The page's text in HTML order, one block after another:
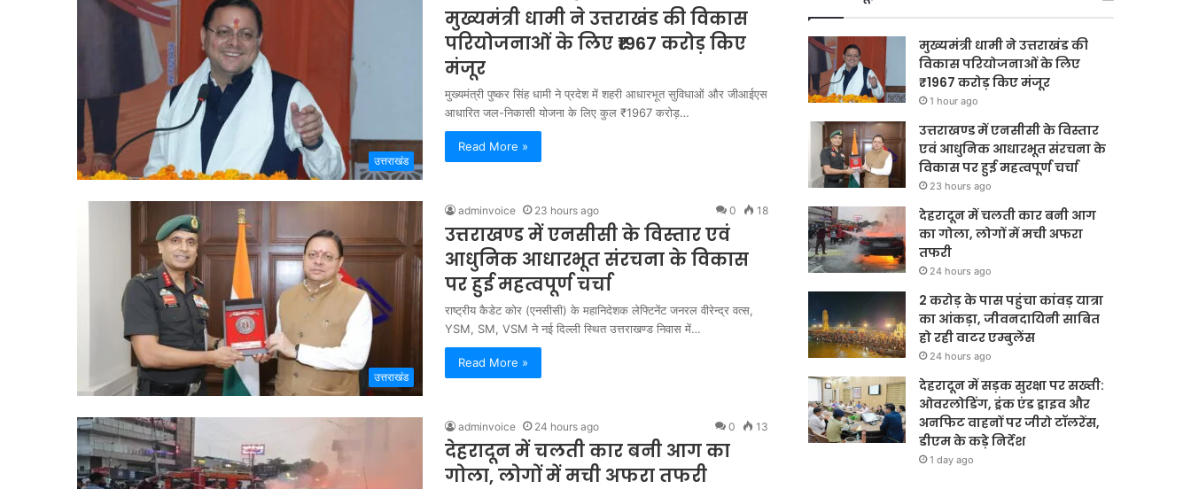
उत्तराखंड
मुख्यमंत्री धामी ने उत्तराखंड की विकास
परियोजनाओं के लिए ₹1967 करोड़ किए
मंजूर
मुख्यमंत्री पुष्कर सिंह धामी ने प्रदेश में शहरी आधारभूत सुविधाओं और जीआईएस
आधारित जल-निकासी योजना के लिए कुल ₹1967 करोड़…
Read More »
उत्तराखंड
adminvoice 23 hours ago 0 18
उत्तराखण्ड में एनसीसी के विस्तार एवं
आधुनिक आधारभूत संरचना के विकास
पर हुई महत्वपूर्ण चर्चा
राष्ट्रीय कैडेट कोर (एनसीसी) के महानिदेशक लेफ्टिनेंट जनरल वीरेन्द्र वत्स,
YSM, SM, VSM ने नई दिल्ली स्थित उत्तराखण्ड निवास में…
Read More »
adminvoice 24 hours ago 0 13
देहरादून में चलती कार बनी आग का
गोला, लोगों में मची अफरा तफरी
मुख्यमंत्री धामी ने उत्तराखंड की
विकास परियोजनाओं के लिए
₹1967 करोड़ किए मंजूर
1 hour ago
उत्तराखण्ड में एनसीसी के विस्तार
एवं आधुनिक आधारभूत संरचना के
विकास पर हुई महत्वपूर्ण चर्चा
23 hours ago
देहरादून में चलती कार बनी आग
का गोला, लोगों में मची अफरा
तफरी
24 hours ago
2 करोड़ के पास पहुंचा कांवड़ यात्रा
का आंकड़ा, जीवनदायिनी साबित
हो रही वाटर एम्बुलेंस
24 hours ago
देहरादून में सड़क सुरक्षा पर सख्ती:
ओवरलोडिंग, ड्रंक एंड ड्राइव और
अनफिट वाहनों पर जीरो टॉलरेंस,
डीएम के कड़े निर्देश
1 day ago